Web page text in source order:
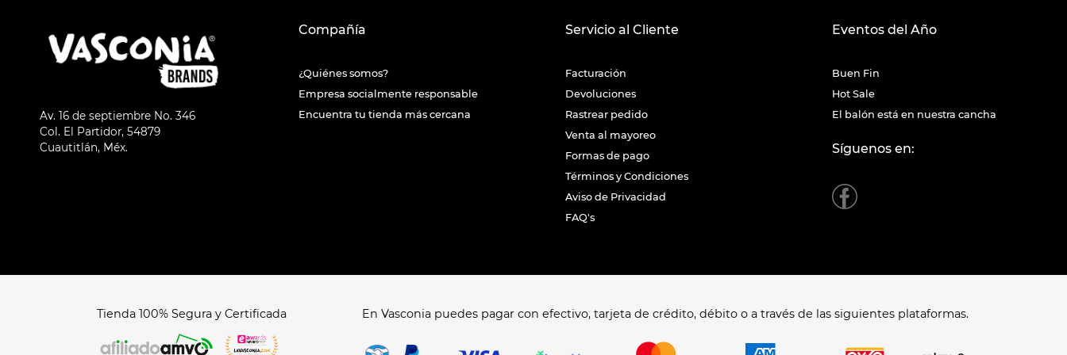
Av. 16 de septiembre No. 346
Col. El Partidor, 54879
Cuautitlán, Méx.
Compañía
¿Quiénes somos?
Empresa socialmente responsable
Encuentra tu tienda más cercana
Servicio al Cliente
Facturación
Devoluciones
Rastrear pedido
Venta al mayoreo
Formas de pago
Términos y Condiciones
Aviso de Privacidad
FAQ's
Eventos del Año
Buen Fin
Hot Sale
El balón está en nuestra cancha
Síguenos en:
Tienda 100% Segura y Certificada En Vasconia puedes pagar con efectivo, tarjeta de crédito, débito o a través de las siguientes plataformas.